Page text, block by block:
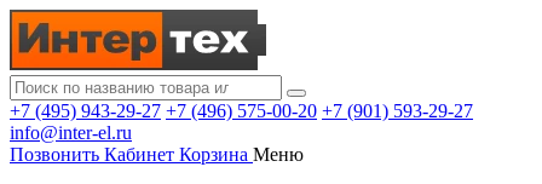
+7 (495) 943-29-27 +7 (496) 575-00-20 +7 (901) 593-29-27
info@inter-el.ru
Позвонить Кабинет Корзина Меню